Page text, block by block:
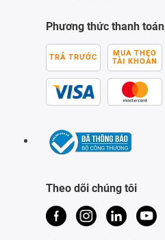
Phương thức thanh toán
TRẢ TRƯỚC
MUA THEO
TÀI KHOẢN
Theo dõi chúng tôi